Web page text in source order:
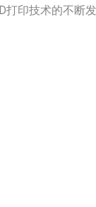
打
印
印技术的不断